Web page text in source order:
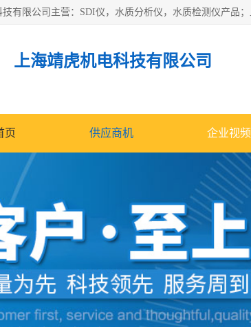
上海靖虎机电科技有限公司
页 供应商机 企业视频